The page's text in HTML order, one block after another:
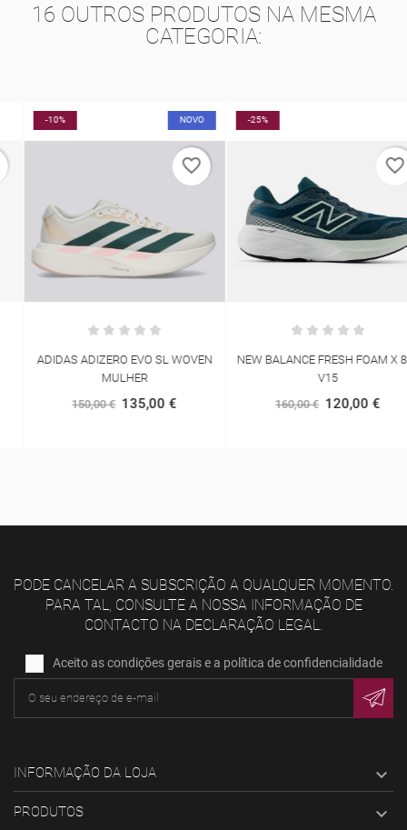
16 OUTROS PRODUTOS NA MESMA
CATEGORIA:
NOVO
ADIDAS ADIZERO EVO SL WOVEN
MULHER
150,00 € 135,00 €
favorite_border
NEW BALANCE FRESH FOAM X 880
160,00 € 120,00 €
PODE CANCELAR A SUBSCRIÇÃO A QUALQUER MOMENTO.
PARA TAL, CONSULTE A NOSSA INFORMAÇÃO DE
CONTACTO NA DECLARAÇÃO LEGAL.
Aceito as condições gerais e a política de confidencialidade
INFORMAÇÃO DA LOJA 
PRODUTOS 